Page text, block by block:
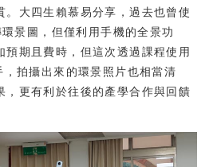
。大四生賴慕易分享，過去也曾使
景圖，但僅利用手機的全景功
預期且費時，但這次透過課程使用
拍攝出來的環景照片也相當清
，更有利於往後的產學合作與回饋